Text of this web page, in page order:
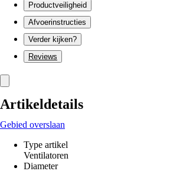
Productveiligheid
Afvoerinstructies
Verder kijken?
Reviews
Artikeldetails
Gebied overslaan
Type artikel
Ventilatoren
Diameter